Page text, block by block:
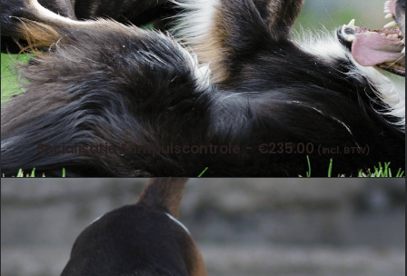
Socialisatie & Impulscontrole €235.00 (incl. BTW)
TOEVOEGEN AAN WINKELWAGEN